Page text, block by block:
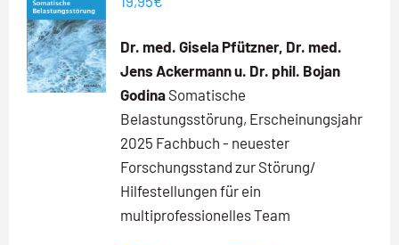
Dr. med. Gisela Pfützner, Dr. med.
Jens Ackermann u. Dr. phil. Bojan
GodinaSomatische
Belastungsstörung, Erscheinungsjahr
2025 Fachbuch - neuester
Forschungsstand zur Störung/
Hilfestellungen für ein
multiprofessionelles Team